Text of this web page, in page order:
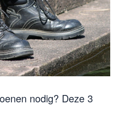
nodig? Deze 3